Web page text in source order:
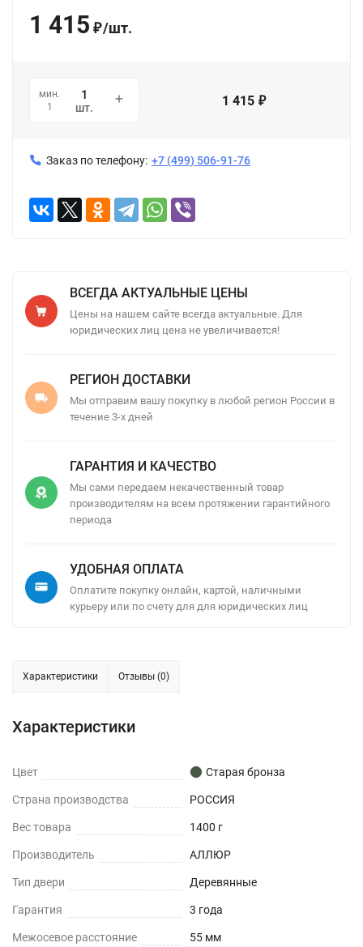
1 415 ₽/шт.
мин.
1
шт. 1 415 ₽
Заказ по телефону: +7 (499) 506-91-76
ВСЕГДА АКТУАЛЬНЫЕ ЦЕНЫ
Цены на нашем сайте всегда актуальные. Для
юридических лиц цена не увеличивается!
РЕГИОН ДОСТАВКИ
Мы отправим вашу покупку в любой регион России в
течение 3-х дней
ГАРАНТИЯ И КАЧЕСТВО
Мы сами передаем некачественный товар
производителям на всем протяжении гарантийного
периода
УДОБНАЯ ОПЛАТА
Оплатите покупку онлайн, картой, наличными
курьеру или по счету для для юридических лиц
Характеристики Отзывы (0)
Характеристики
Цвет Старая бронза
Страна производства РОССИЯ
Вес товара 1400 г
Производитель АЛЛЮР
Тип двери Деревянные
Гарантия 3 года
Межосевое расстояние 55 мм